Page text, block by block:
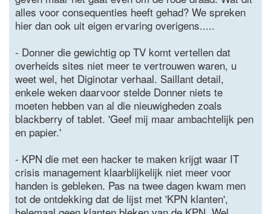
alles voor consequenties heeft gehad? We spreken
hier dan ook uit eigen ervaring overigens.....
- Donner die gewichtig op TV komt vertellen dat
overheids sites niet meer te vertrouwen waren, u
weet wel, het Diginotar verhaal. Saillant detail,
enkele weken daarvoor stelde Donner niets te
moeten hebben van al die nieuwigheden zoals
blackberry of tablet. 'Geef mij maar ambachtelijk pen
en papier.'
- KPN die met een hacker te maken krijgt waar IT
crisis management klaarblijkelijk niet meer voor
handen is gebleken. Pas na twee dagen kwam men
tot de ontdekking dat de lijst met 'KPN klanten',